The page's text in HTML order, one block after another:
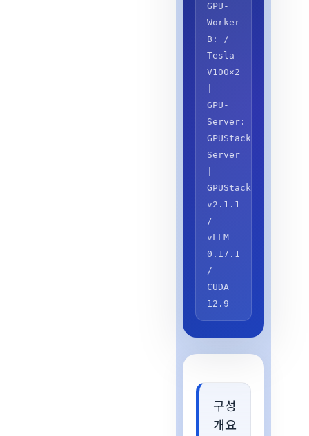
GPU-
Worker-
B: /
Tesla
V100×2
GPU-
Server:
GPUStack
Server
GPUStack
v2.1.1
/
vLLM
0.17.1
/
CUDA
12.9
구성
개요